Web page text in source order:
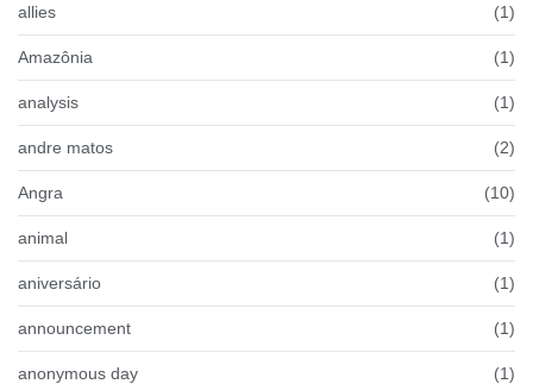
allies (1)
Amazônia (1)
analysis (1)
andre matos (2)
Angra (10)
animal (1)
aniversário (1)
announcement (1)
anonymous day (1)